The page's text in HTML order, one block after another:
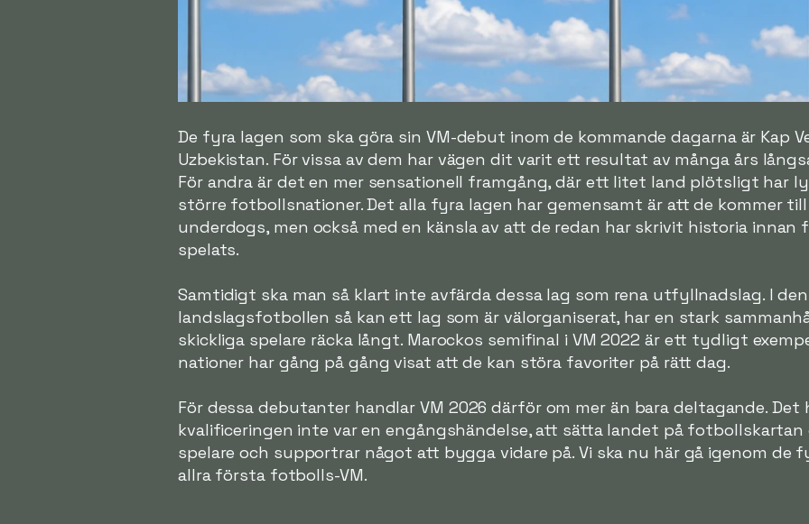
De fyra lagen som ska göra sin VM-debut inom de kommande dagarna är Kap
Uzbekistan. För vissa av dem har vägen dit varit ett resultat av många års
För andra är det en mer sensationell framgång, där ett litet land plötsligt har
större fotbollsnationer. Det alla fyra lagen har gemensamt är att de kommer
underdogs, men också med en känsla av att de redan har skrivit historia innan
spelats.
Samtidigt ska man så klart inte avfärda dessa lag som rena utfyllnadslag. I
landslagsfotbollen så kan ett lag som är välorganiserat, har en stark
skickliga spelare räcka långt. Marockos semifinal i VM 2022 är ett tydligt
nationer har gång på gång visat att de kan störa favoriter på rätt dag.
För dessa debutanter handlar VM 2026 därför om mer än bara deltagande.
kvalificeringen inte var en engångshändelse, att sätta landet på
spelare och supportrar något att bygga vidare på. Vi ska nu här gå igenom de
allra första fotbolls-VM.